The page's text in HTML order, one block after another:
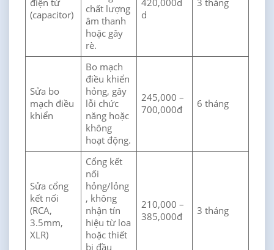
điện tử
(capacitor)
chất lượng
âm thanh
hoặc gây
rè.
420,000d
d
3 tháng
Sửa bo
mạch điều
khiển
Bo mạch
điều khiển
hỏng, gây
lỗi chức
năng hoặc
không
hoạt động.
245,000 –
700,000đ
6 tháng
Sửa cổng
kết nối
(RCA,
3.5mm,
XLR)
Cổng kết
nối
hỏng/lỏng
, không
nhận tín
hiệu từ loa
hoặc thiết
bị đầu
210,000 –
385,000đ
3 tháng